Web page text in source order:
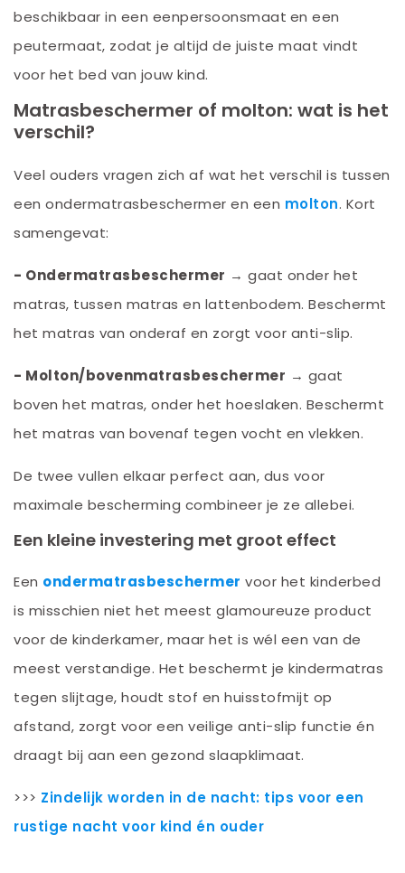
beschikbaar in een eenpersoonsmaat en een
peutermaat, zodat je altijd de juiste maat vindt
voor het bed van jouw kind.
Matrasbeschermer of molton: wat is het
verschil?
Veel ouders vragen zich af wat het verschil is tussen
een ondermatrasbeschermer en een molton. Kort
samengevat:
- Ondermatrasbeschermer → gaat onder het
matras, tussen matras en lattenbodem. Beschermt
het matras van onderaf en zorgt voor anti-slip.
- Molton/bovenmatrasbeschermer → gaat
boven het matras, onder het hoeslaken. Beschermt
het matras van bovenaf tegen vocht en vlekken.
De twee vullen elkaar perfect aan, dus voor
maximale bescherming combineer je ze allebei.
Een kleine investering met groot effect
Een ondermatrasbeschermer voor het kinderbed
is misschien niet het meest glamoureuze product
voor de kinderkamer, maar het is wél een van de
meest verstandige. Het beschermt je kindermatras
tegen slijtage, houdt stof en huisstofmijt op
afstand, zorgt voor een veilige anti-slip functie én
draagt bij aan een gezond slaapklimaat.
>>> Zindelijk worden in de nacht: tips voor een
rustige nacht voor kind én ouder